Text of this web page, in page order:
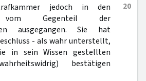
20
jedoch in den
vom Gegenteil der
ausgegangen. Sie hat
- als wahr unterstellt,
in sein Wissen gestellten
bestätigen